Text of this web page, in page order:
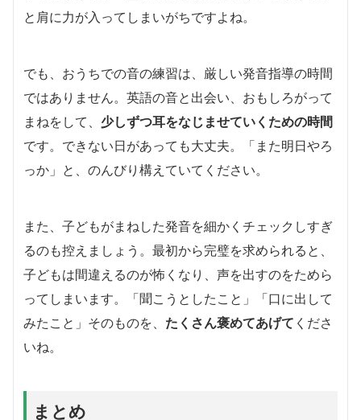
と肩に力が入ってしまいがちですよね。
でも、おうちでの音の練習は、厳しい発音指導の時間
ではありません。英語の音と出会い、おもしろがって
まねをして、 少しずつ耳をなじませていくための時間
です。できない日があっても大丈夫。「また明日やろ
っか」と、のんびり構えていてください。
また、子どもがまねした発音を細かくチェックしすぎ
るのも控えましょう。最初から完璧を求められると、
子どもは間違えるのが怖くなり、声を出すのをためら
ってしまいます。「聞こうとしたこと」「口に出して
みたこと」そのものを、 たくさん褒めてあげて くださ
いね。
まとめ